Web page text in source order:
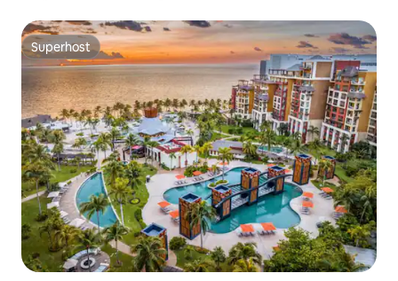
Superhost
Superhost